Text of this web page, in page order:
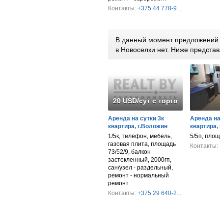
Контакты: +375 44 778-9...
В данный момент предложений
в Новоселки нет. Ниже
20 USD/сут с торгом
Аренда на сутки 3к
квартира, г.Воложин
1/5к, телефон, мебель,
газовая плита, площадь
73/52/9, балкон
застекленный, 2000гп,
сан/узел - раздельный,
ремонт - нормальный
ремонт
Контакты: +375 29 640-2...
Аренда
5/5п,
Контакты: